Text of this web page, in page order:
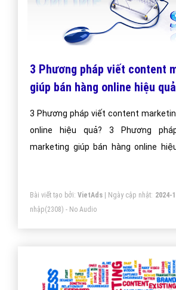
3 Phương pháp viết content
giúp bán hàng online hiệu
3 Phương pháp viết content
online hiệu quả? 3 Phương
marketing giúp bán hàng online
Bài viết tạo bởi: VietAds| Ngày cập nhật: 2024-
nhập(2308) - No Audio